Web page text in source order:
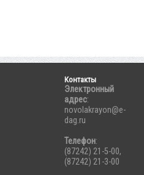
Контакты
Электронный
адрес:
novolakrayon@e-
dag.ru
Телефон:
(87242) 21-5-00,
(87242) 21-3-00